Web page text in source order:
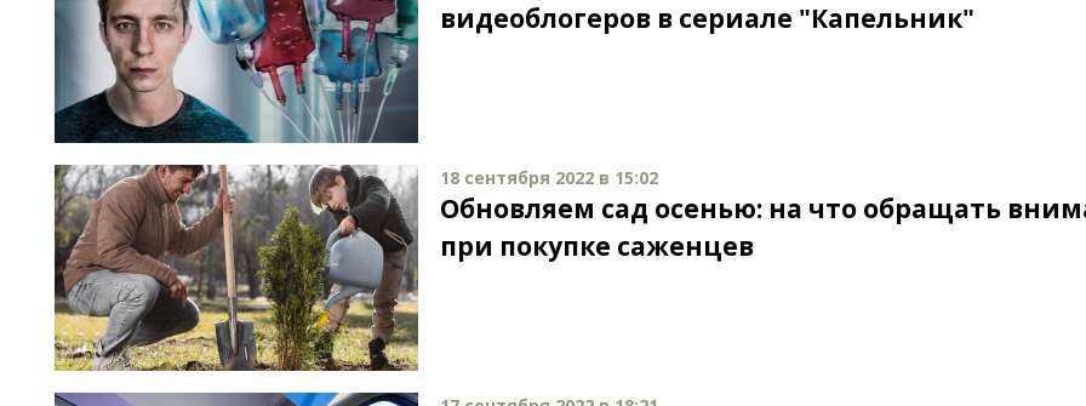
видеоблогеров в сериале "Капельник"
18 сентября 2022 в 15:02
Обновляем сад осенью: на что обращать
при покупке саженцев